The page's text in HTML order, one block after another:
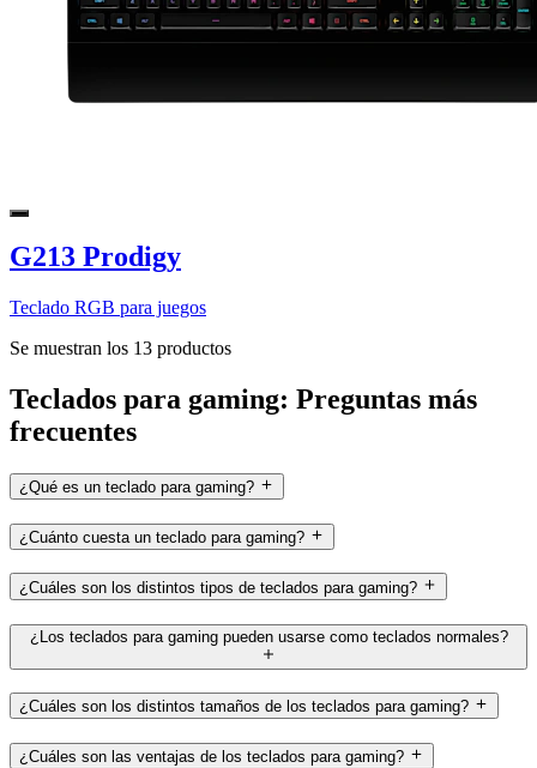
G213 Prodigy
Teclado RGB para juegos
Se muestran los 13 productos
Teclados para gaming: Preguntas más
frecuentes
¿Qué es un teclado para gaming?
¿Cuánto cuesta un teclado para gaming?
¿Cuáles son los distintos tipos de teclados para gaming?
¿Los teclados para gaming pueden usarse como teclados normales?
¿Cuáles son los distintos tamaños de los teclados para gaming?
¿Cuáles son las ventajas de los teclados para gaming?